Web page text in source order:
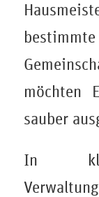
möchten
sauber
In